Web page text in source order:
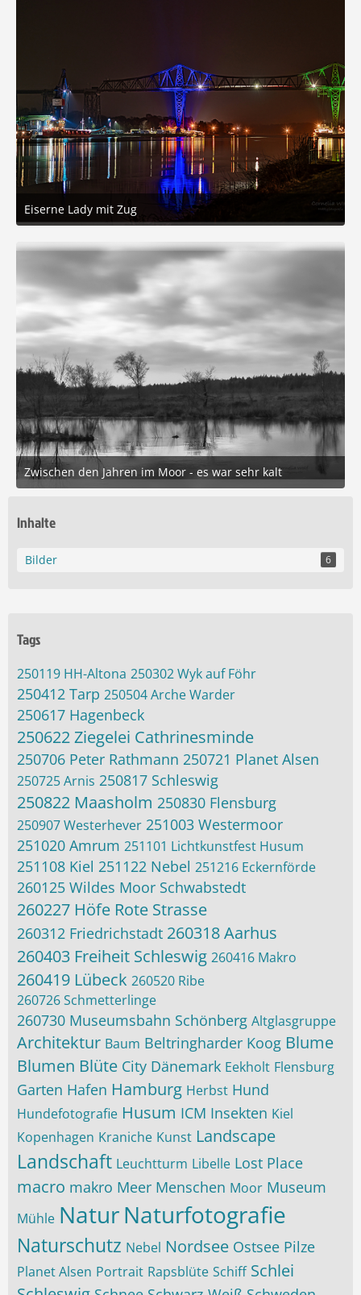
Eiserne Lady mit Zug
19. Januar 2026 um 10:21
Zwischen den Jahren im Moor - es war sehr kalt
29. Dezember 2025 um 19:41
Inhalte
Bilder 6
Tags
250119 HH-Altona 250302 Wyk auf Föhr
250412 Tarp 250504 Arche Warder
250617 Hagenbeck
250622 Ziegelei Cathrinesminde
250706 Peter Rathmann 250721 Planet Alsen
250725 Arnis 250817 Schleswig
250822 Maasholm 250830 Flensburg
250907 Westerhever 251003 Westermoor
251020 Amrum 251101 Lichtkunstfest Husum
251108 Kiel 251122 Nebel 251216 Eckernförde
260125 Wildes Moor Schwabstedt
260227 Höfe Rote Strasse
260312 Friedrichstadt 260318 Aarhus
260403 Freiheit Schleswig 260416 Makro
260419 Lübeck 260520 Ribe
260726 Schmetterlinge
260730 Museumsbahn Schönberg Altglasgruppe
Architektur Baum Beltringharder Koog Blume
Blumen Blüte City Dänemark Eekholt Flensburg
Garten Hafen Hamburg Herbst Hund
Hundefotografie Husum ICM Insekten Kiel
Kopenhagen Kraniche Kunst Landscape
Landschaft Leuchtturm Libelle Lost Place
macro makro Meer Menschen Moor Museum
Mühle NaturNaturfotografie
Naturschutz Nebel Nordsee Ostsee Pilze
Planet Alsen Portrait Rapsblüte Schiff Schlei